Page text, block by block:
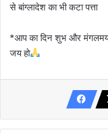
से बांग्लादेश का भी कटा पत्ता
*आप का दिन शुभ और
जय हो